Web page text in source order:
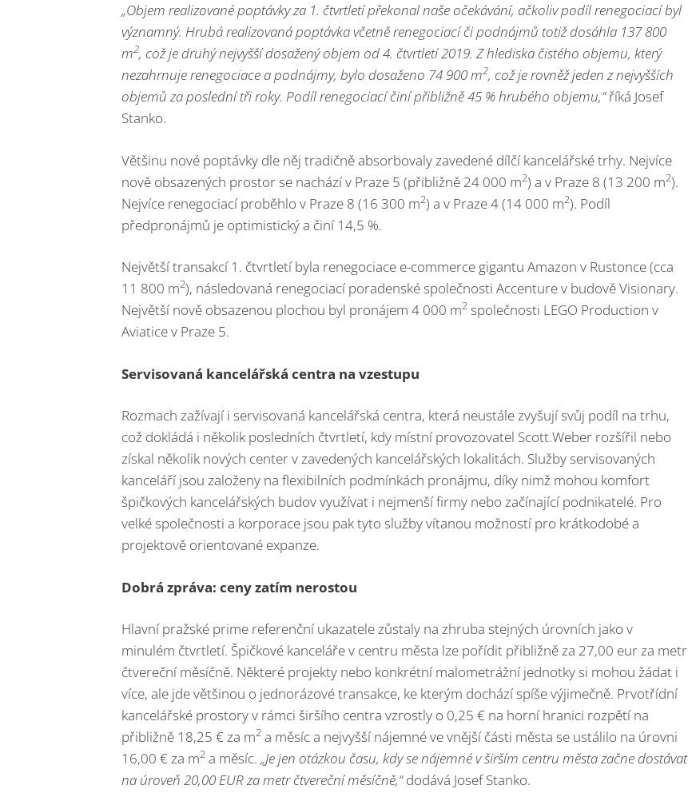
„Objem realizované poptávky za 1. čtvrtletí překonal naše očekávání, ačkoliv podíl renegociací byl
významný. Hrubá realizovaná poptávka včetně renegociací či podnájmů totiž dosáhla 137 800
m2, což je druhý nejvyšší dosažený objem od 4. čtvrtletí 2019. Z hlediska čistého objemu, který
nezahrnuje renegociace a podnájmy, bylo dosaženo 74 900 m2, což je rovněž jeden z nejvyšších
objemů za poslední tři roky. Podíl renegociací činí přibližně 45 % hrubého objemu,“říká Josef
Stanko.
Většinu nové poptávky dle něj tradičně absorbovaly zavedené dílčí kancelářské trhy. Nejvíce
nově obsazených prostor se nachází v Praze 5 (přibližně 24 000 m2) a v Praze 8 (13 200 m2).
Nejvíce renegociací proběhlo v Praze 8 (16 300 m2) a v Praze 4 (14 000 m2). Podíl
předpronájmů je optimistický a činí 14,5 %.
Největší transakcí 1. čtvrtletí byla renegociace e-commerce gigantu Amazon v Rustonce (cca
11 800 m2), následovaná renegociací poradenské společnosti Accenture v budově Visionary.
Největší nově obsazenou plochou byl pronájem 4 000 m2 společnosti LEGO Production v
Aviatice v Praze 5.
Servisovaná kancelářská centra na vzestupu
Rozmach zažívají i servisovaná kancelářská centra, která neustále zvyšují svůj podíl na trhu,
což dokládá i několik posledních čtvrtletí, kdy místní provozovatel Scott.Weber rozšířil nebo
získal několik nových center v zavedených kancelářských lokalitách. Služby servisovaných
kanceláří jsou založeny na flexibilních podmínkách pronájmu, díky nimž mohou komfort
špičkových kancelářských budov využívat i nejmenší firmy nebo začínající podnikatelé. Pro
velké společnosti a korporace jsou pak tyto služby vítanou možností pro krátkodobé a
projektově orientované expanze.
Dobrá zpráva: ceny zatím nerostou
Hlavní pražské prime referenční ukazatele zůstaly na zhruba stejných úrovních jako v
minulém čtvrtletí. Špičkové kanceláře v centru města lze pořídit přibližně za 27,00 eur za metr
čtvereční měsíčně. Některé projekty nebo konkrétní malometrážní jednotky si mohou žádat i
více, ale jde většinou o jednorázové transakce, ke kterým dochází spíše výjimečně. Prvotřídní
kancelářské prostory v rámci širšího centra vzrostly o 0,25 € na horní hranici rozpětí na
přibližně 18,25 € za m2 a měsíc a nejvyšší nájemné ve vnější části města se ustálilo na úrovni
16,00 € za m2 a měsíc. „Je jen otázkou času, kdy se nájemné v širším centru města začne dostávat
na úroveň 20,00 EUR za metr čtvereční měsíčně,“dodává Josef Stanko.